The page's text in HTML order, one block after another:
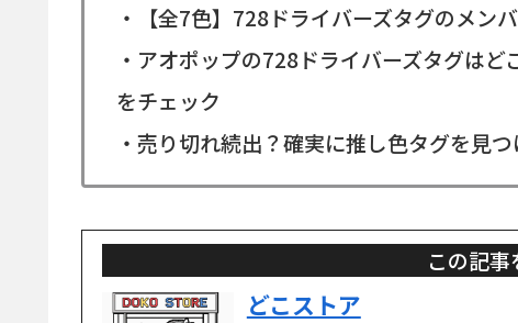
・【全7色】728ドライバーズタグのメン
・アオポップの728ドライバーズタグは
をチェック
・売り切れ続出？確実に推し色タグを見
この記
どこストア